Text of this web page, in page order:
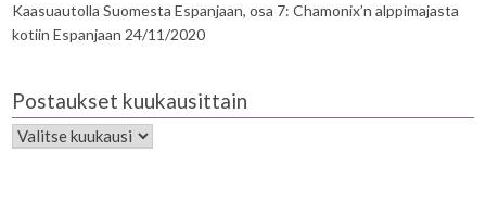
Kaasuautolla Suomesta Espanjaan, osa 7: Chamonix’n alppimajasta
kotiin Espanjaan 24/11/2020
Postaukset kuukausittain